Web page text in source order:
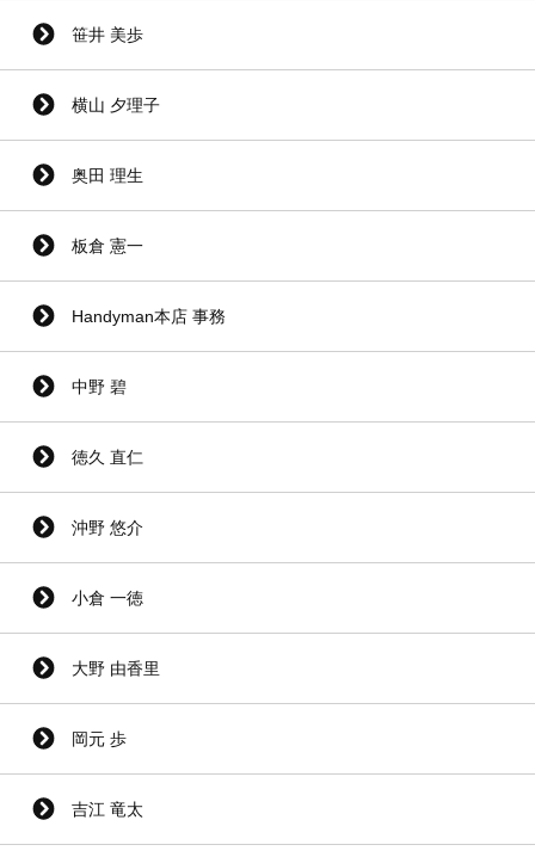
笹井 美歩
横山 夕理子
奥田 理生
板倉 憲一
Handyman本店 事務
中野 碧
徳久 直仁
沖野 悠介
小倉 一徳
大野 由香里
岡元 歩
吉江 竜太